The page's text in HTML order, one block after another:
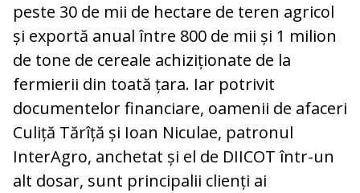
peste 30 de mii de hectare de teren agricol
și exportă anual între 800 de mii și 1 milion
de tone de cereale achiziționate de la
fermierii din toată țara. Iar potrivit
documentelor financiare, oamenii de afaceri
Culiță Tărîță și Ioan Niculae, patronul
InterAgro, anchetat și el de DIICOT într-un
alt dosar, sunt principalii clienți ai